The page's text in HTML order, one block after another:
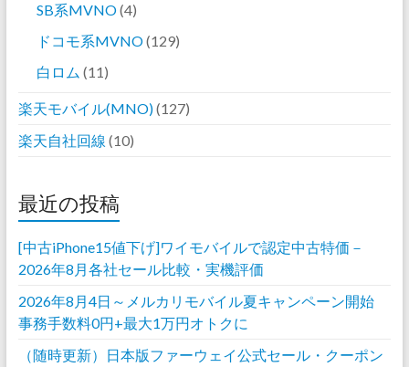
SB系MVNO(4)
ドコモ系MVNO(129)
白ロム (11)
楽天モバイル(MNO)(127)
楽天自社回線 (10)
最近の投稿
[中古iPhone15値下げ]ワイモバイルで認定中古特価－
2026年8月各社セール比較・実機評価
2026年8月4日～メルカリモバイル夏キャンペーン開始
事務手数料0円+最大1万円オトクに
（随時更新）日本版ファーウェイ公式セール・クーポン